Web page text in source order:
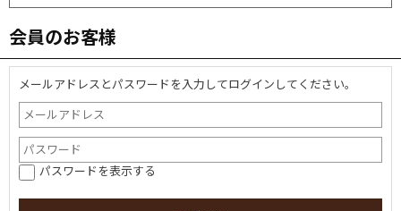
会員のお客様
メールアドレスとパスワードを入力してログインしてください。
パスワードを表示する